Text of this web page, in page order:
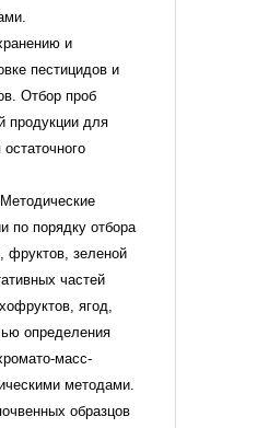
и
пестицидов и
Отбор проб
продукции для
Методические
по порядку отбора
фруктов, зеленой
частей
ягод,
определения
масс-
методами.
образцов